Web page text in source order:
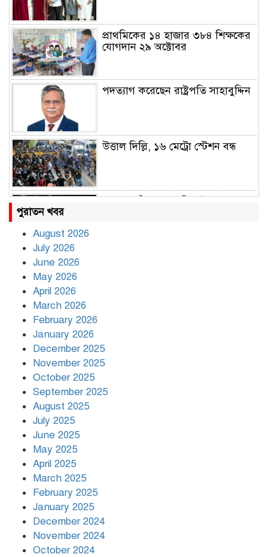
প্রাথমিকের ১৪ হাজার ৩৮৪ শিক্ষকের
যোগদান ২৯ অক্টোবর
পদত্যাগ করেছেন রাষ্ট্রপতি সাহাবুদ্দিন
উত্তাল দিল্লি, ১৬ মেট্রো স্টেশন বন্ধ
বৃষ্টি থামার নাম নেই, পথে পথে
পুরাতন খবর
August 2026
July 2026
June 2026
May 2026
April 2026
March 2026
February 2026
January 2026
December 2025
November 2025
October 2025
September 2025
August 2025
July 2025
June 2025
May 2025
April 2025
March 2025
February 2025
January 2025
December 2024
November 2024
October 2024